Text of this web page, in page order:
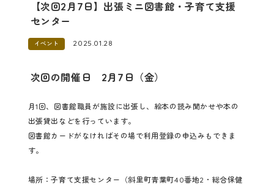
【次回2月7日】出張ミニ図書館・子育て支援
センター
イベント 2025.01.28
次回の開催日 2月7日（金）
月1回、図書館職員が施設に出張し、絵本の読み聞かせや本の
出張貸出などを行っています。
図書館カードがなければその場で利用登録の申込みもできま
す。
場所：子育て支援センター（斜里町青葉町40番地2・総合保健